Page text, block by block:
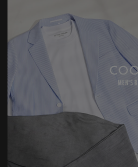
※照明・光の加減、PCやスマートフォン
と画像のカラーの見え方が異なる場合が
※画像はサンプルのため、色味やサイズ
合がございます。
※サイズは弊社規定の採寸によって記載
個体差が生じる場合がございます。